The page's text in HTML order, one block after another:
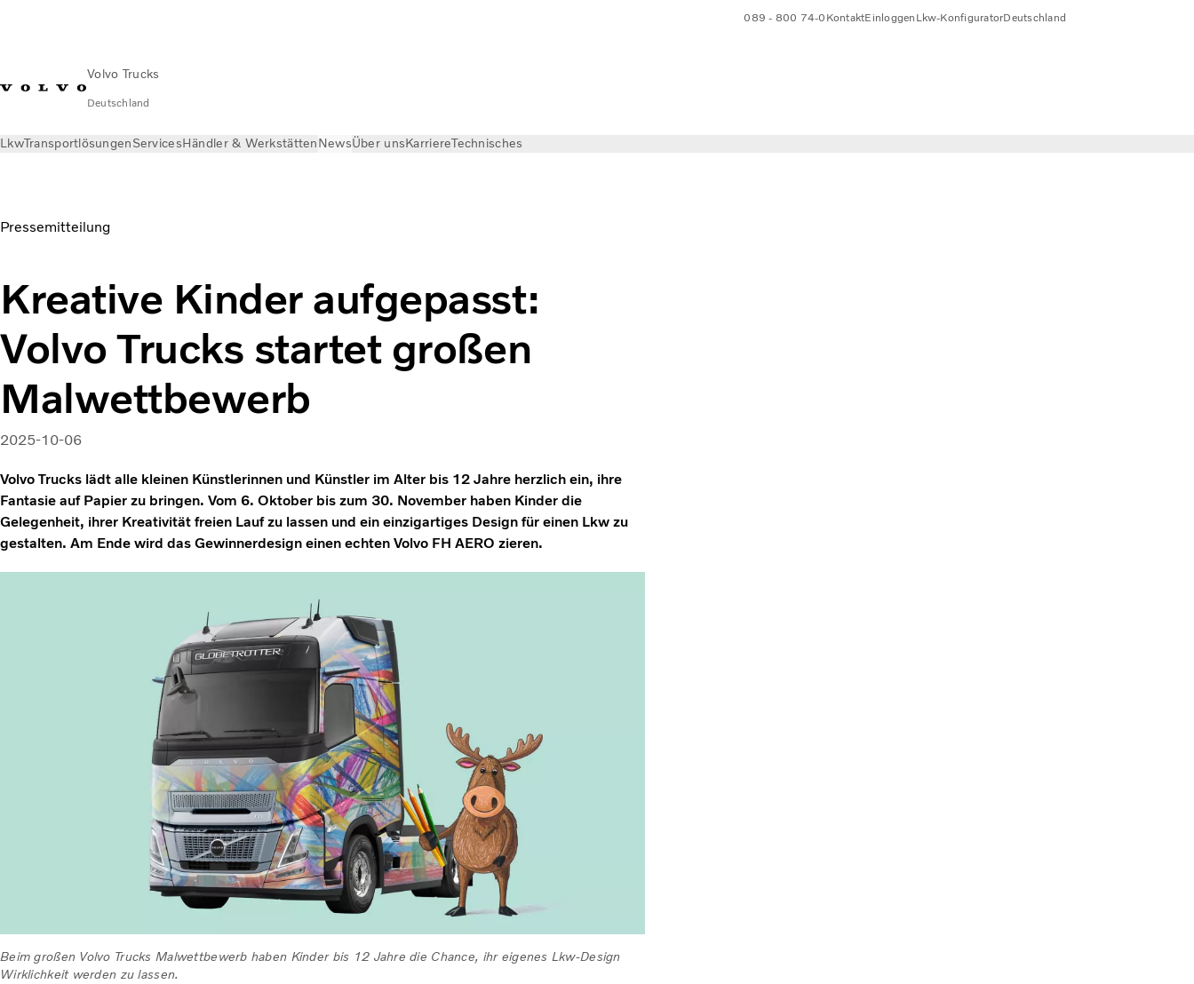
Volvo Trucks
Deutschland
089 - 800 74-0 KontaktEinloggen Lkw-KonfiguratorDeutschland
LkwTransportlösungenServicesHändler & WerkstättenNewsÜber unsKarriereTechnisches
Pressemitteilung
Kreative Kinder aufgepasst:
Volvo Trucks startet großen
Malwettbewerb
2025-10-06
Volvo Trucks lädt alle kleinen Künstlerinnen und Künstler im Alter bis 12 Jahre herzlich ein, ihre
Fantasie auf Papier zu bringen. Vom 6. Oktober bis zum 30. November haben Kinder die
Gelegenheit, ihrer Kreativität freien Lauf zu lassen und ein einzigartiges Design für einen Lkw zu
gestalten. Am Ende wird das Gewinnerdesign einen echten Volvo FH AERO zieren.
Beim großen Volvo Trucks Malwettbewerb haben Kinder bis 12 Jahre die Chance, ihr eigenes Lkw-Design
Wirklichkeit werden zu lassen.